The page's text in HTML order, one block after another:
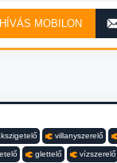
HÍVÁS MOBILON
villanyszerelő
glettelő vízszerelő